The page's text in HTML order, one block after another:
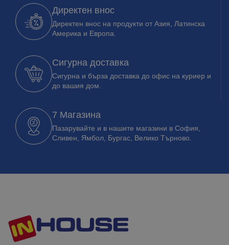
Директен внос
Директен внос на продукти от Азия, Латинска
Америка и Европа.
Сигурна доставка
Сигурна и бърза доставка до офис на куриер и
до вашия дом.
7 Магазина
Пазарувайте и в нашите магазини в София,
Сливен, Ямбол, Бургас, Велико Търново.